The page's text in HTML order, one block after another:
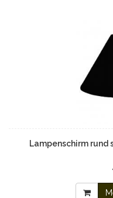
Lampenschirm rund